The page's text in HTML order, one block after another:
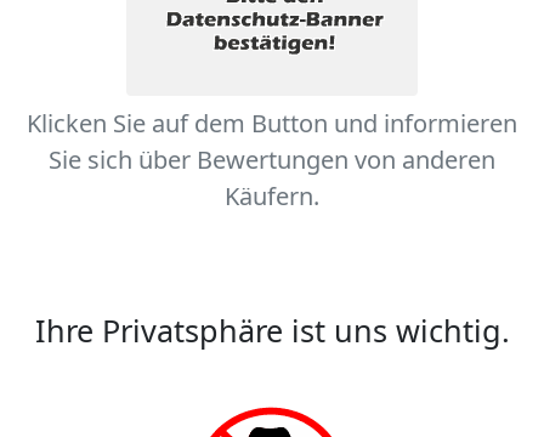
Klicken Sie auf dem Button und informieren
Sie sich über Bewertungen von anderen
Käufern.
Ihre Privatsphäre ist uns wichtig.